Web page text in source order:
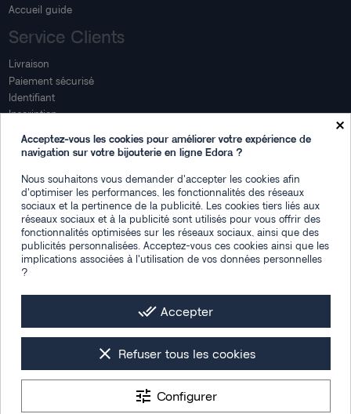
Accueil guide
Service Clients
Livraison
Paiement sécurisé
Identifiant
Inscription
Mon espace
Suivi de commande
Connexion
Créez votre compte
Des questions
Contactez-nous
Facebook
Instagram
LinkedIn
Les photos de mise en situation sont générées par IA
×
Acceptez-vous les cookies pour améliorer votre expérience de
navigation sur votre bijouterie en ligne Edora ?
Nous souhaitons vous demander d'accepter les cookies afin
d'optimiser les performances, les fonctionnalités des réseaux
sociaux et la pertinence de la publicité. Les cookies tiers liés aux
réseaux sociaux et à la publicité sont utilisés pour vous offrir des
fonctionnalités optimisées sur les réseaux sociaux, ainsi que des
publicités personnalisées. Acceptez-vous ces cookies ainsi que les
implications associées à l'utilisation de vos données personnelles
?
done_all Accepter
clear Refuser tous les cookies
tune Configurer